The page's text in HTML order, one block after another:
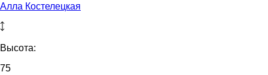
Алла Костелецкая
Высота:
75